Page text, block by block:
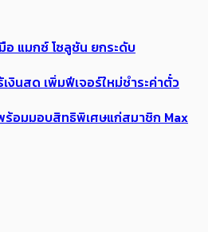
อ แมกซ์ โซลูชัน ยกระดับ
งินสด เพิ่มฟีเจอร์ใหม่ชำระค่าตั๋ว
ร้อมมอบสิทธิพิเศษแก่สมาชิก Max